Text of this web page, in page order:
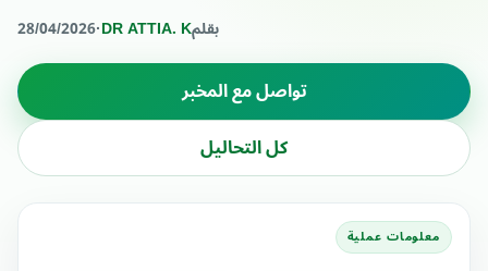
بقلمDR ATTIA. K
·
28/04/2026
تواصل مع المخبر
كل التحاليل
معلومات عملية